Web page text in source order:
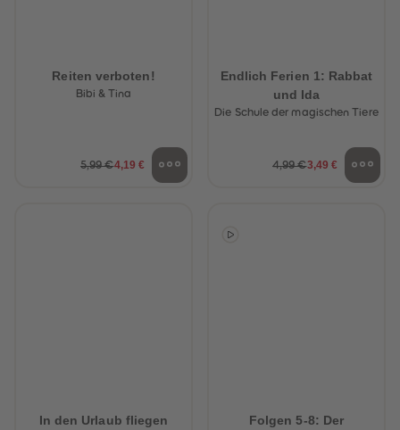
Reiten verboten!
Bibi & Tina
5,99 €4,19 €
Endlich Ferien 1: Rabbat
und Ida
Die Schule der magischen Tiere
4,99 €3,49 €
In den Urlaub fliegen
Folgen 5-8: Der